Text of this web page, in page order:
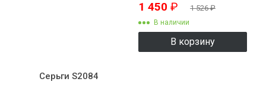
Серьги S2084
1 450 ₽ 1 526₽
В наличии
В корзину